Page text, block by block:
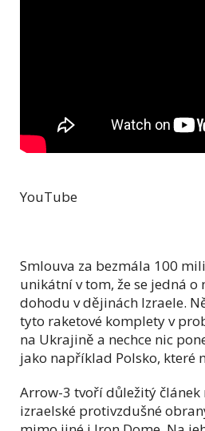
YouTube
Smlouva za bezmála 100
unikátní v tom, že se jedná
dohodu v dějinách Izraele.
tyto raketové komplety v
na Ukrajině a nechce nic
jako například Polsko, které
Arrow-3 tvoří důležitý článek
izraelské protivzdušné